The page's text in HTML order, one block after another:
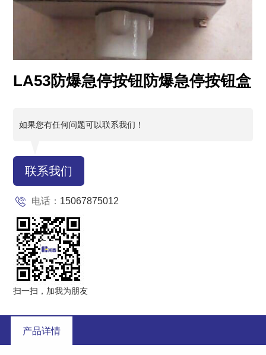
LA53防爆急停按钮防爆急停按钮盒
如果您有任何问题可以联系我们！
联系我们
电话： 15067875012
扫一扫，加我为朋友
产品详情